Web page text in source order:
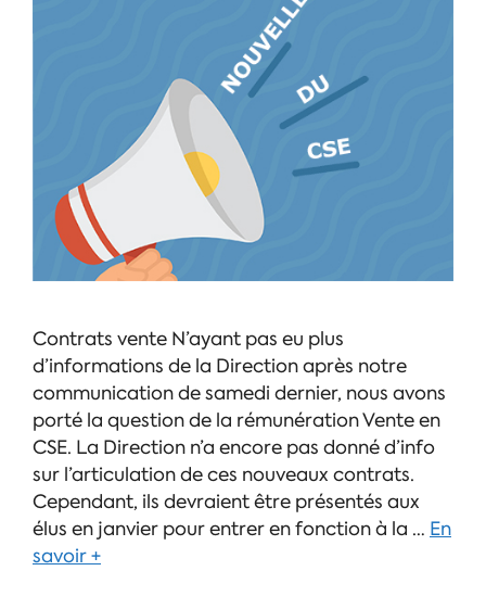
Contrats vente N’ayant pas eu plus
d’informations de la Direction après notre
communication de samedi dernier, nous avons
porté la question de la rémunération Vente en
CSE. La Direction n’a encore pas donné d’info
sur l’articulation de ces nouveaux contrats.
Cependant, ils devraient être présentés aux
élus en janvier pour entrer en fonction à la … En
savoir +